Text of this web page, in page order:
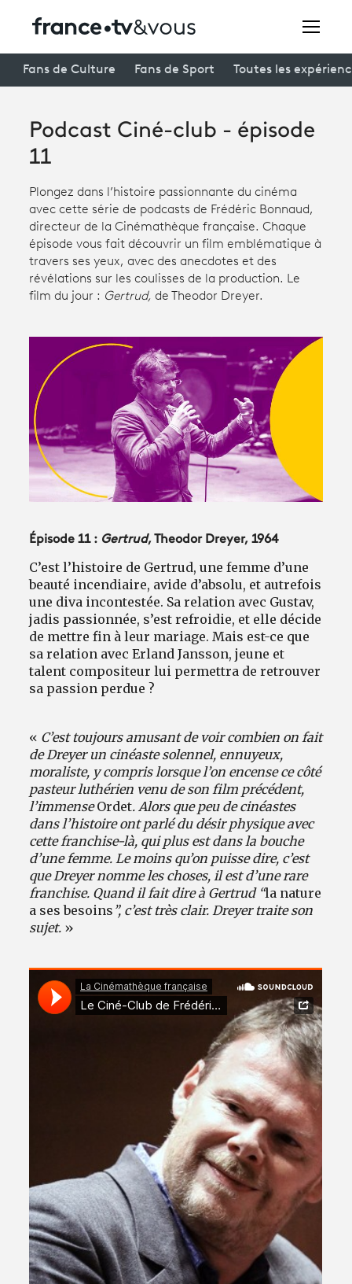
connexion
Avantages fidélité
Festivals
Creators
À la une
Participer et assister à une émission
À votre écoute
Productions et innovation
Fans de Culture Fans de Sport Toutes les
Podcast Ciné-club - épisode
11
Plongez dans l’histoire passionnante du cinéma
avec cette série de podcasts de Frédéric Bonnaud,
directeur de la Cinémathèque française. Chaque
épisode vous fait découvrir un film emblématique à
travers ses yeux, avec des anecdotes et des
révélations sur les coulisses de la production. Le
film du jour : Gertrud,de Theodor Dreyer.
Épisode 11 : Gertrud, Theodor Dreyer, 1964
C’est l’histoire de Gertrud, une femme d’une
beauté incendiaire, avide d’absolu, et autrefois
une diva incontestée. Sa relation avec Gustav,
jadis passionnée, s’est refroidie, et elle décide
de mettre fin à leur mariage. Mais est-ce que
sa relation avec Erland Jansson, jeune et
talent compositeur lui permettra de retrouver
sa passion perdue ?
« C’est toujours amusant de voir combien on fait
de Dreyer un cinéaste solennel, ennuyeux,
moraliste, y compris lorsque l’on encense ce côté
pasteur luthérien venu de son film précédent,
l’immenseOrdet. Alors que peu de cinéastes
dans l’histoire ont parlé du désir physique avec
cette franchise-là, qui plus est dans la bouche
d’une femme. Le moins qu’on puisse dire, c’est
que Dreyer nomme les choses, il est d’une rare
franchise. Quand il fait dire à Gertrud “la nature
a ses besoins ”, c’est très clair. Dreyer traite son
sujet. »